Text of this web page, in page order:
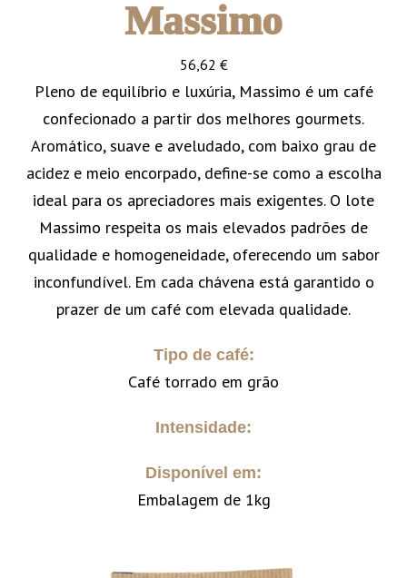
Massimo
56,62 €
Pleno de equilíbrio e luxúria, Massimo é um café
confecionado a partir dos melhores gourmets.
Aromático, suave e aveludado, com baixo grau de
acidez e meio encorpado, define-se como a escolha
ideal para os apreciadores mais exigentes. O lote
Massimo respeita os mais elevados padrões de
qualidade e homogeneidade, oferecendo um sabor
inconfundível. Em cada chávena está garantido o
prazer de um café com elevada qualidade.
Tipo de café:
Café torrado em grão
Intensidade:
Disponível em:
Embalagem de 1kg